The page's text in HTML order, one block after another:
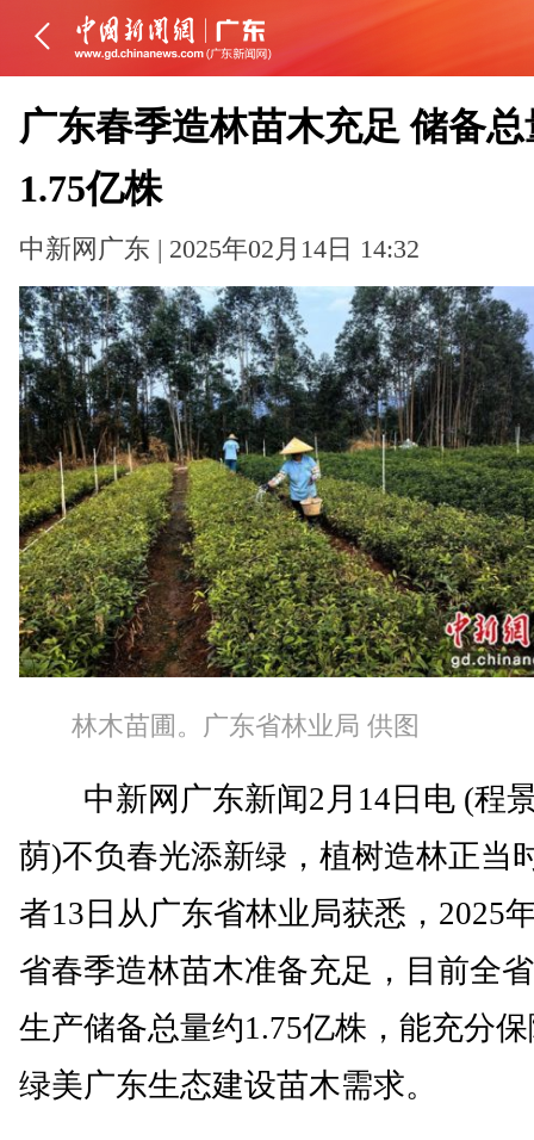
广东春季造林苗木充足 储备
1.75亿株
中新网广东 | 2025年02月14日 14:32
林木苗圃。广东省林业局 供图
中新网广东新闻2月14日电 (程
荫)不负春光添新绿，植树造林正当
者13日从广东省林业局获悉，2025
省春季造林苗木准备充足，目前全
生产储备总量约1.75亿株，能充分
绿美广东生态建设苗木需求。